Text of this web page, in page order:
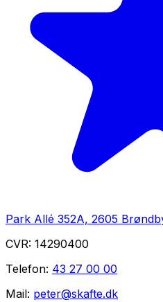
Park Allé 352A, 2605
CVR: 14290400
Telefon: 43 27 00 00
Mail: peter@skafte.dk